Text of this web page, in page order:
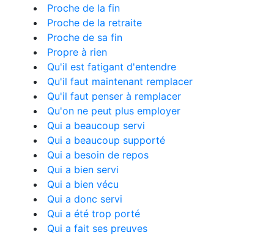
Proche de la fin
Proche de la retraite
Proche de sa fin
Propre à rien
Qu'il est fatigant d'entendre
Qu'il faut maintenant remplacer
Qu'il faut penser à remplacer
Qu'on ne peut plus employer
Qui a beaucoup servi
Qui a beaucoup supporté
Qui a besoin de repos
Qui a bien servi
Qui a bien vécu
Qui a donc servi
Qui a été trop porté
Qui a fait ses preuves